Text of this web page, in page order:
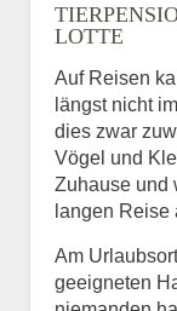
LOTTE
Auf Reisen
längst nicht
dies zwar
Vögel und
Zuhause und
langen Reise
Am
geeigneten